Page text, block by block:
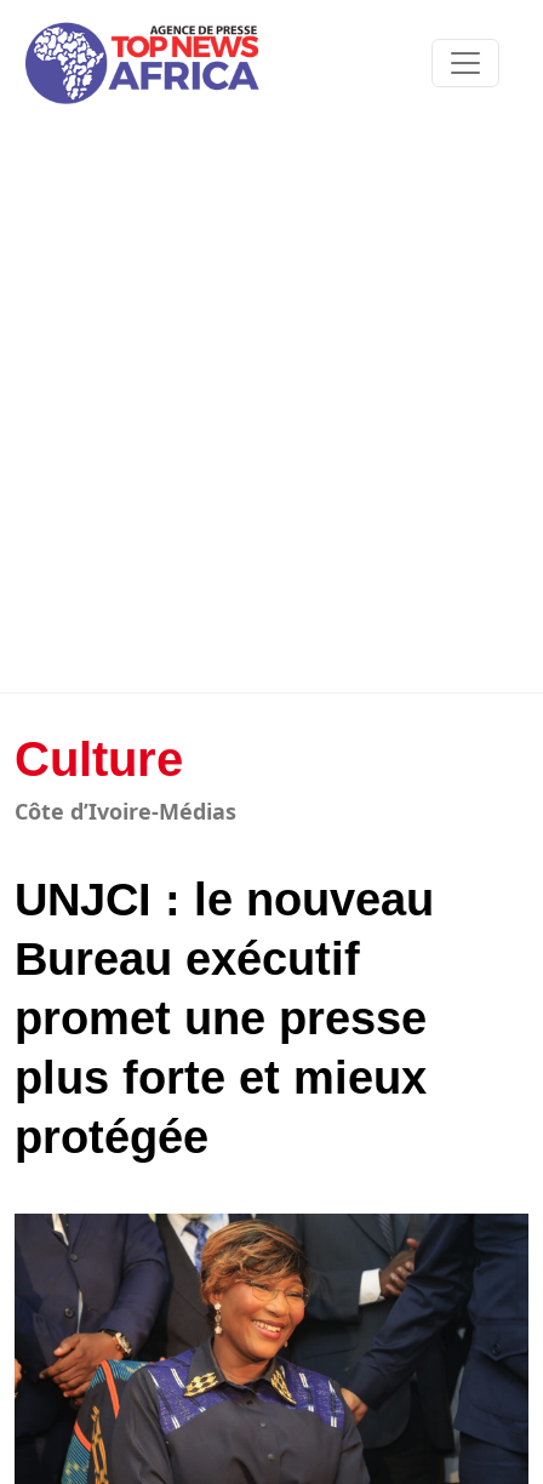
Culture
Côte d’Ivoire-Médias
UNJCI : le nouveau
Bureau exécutif
promet une presse
plus forte et mieux
protégée